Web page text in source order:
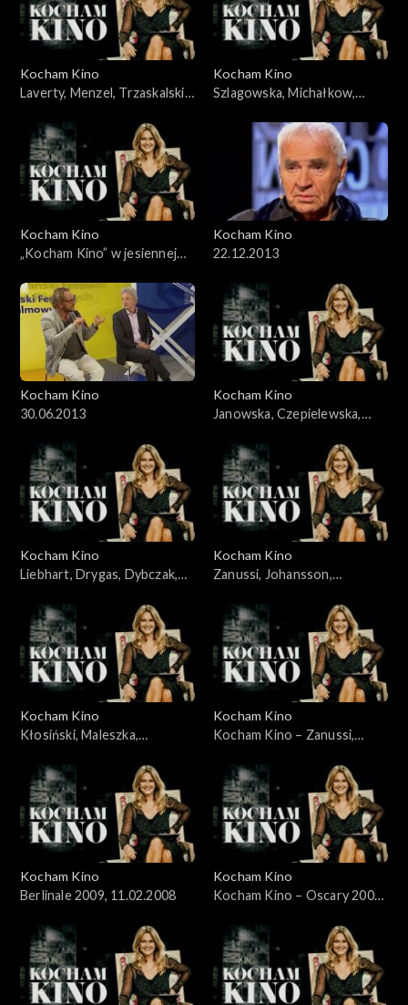
Kocham Kino
Laverty, Menzel, Trzaskalski,
Kocham Kino
Szlagowska, Michałkow,
Kocham Kino
„Kocham Kino” w jesiennej
Kocham Kino
22.12.2013
Kocham Kino
30.06.2013
Kocham Kino
Janowska, Czepielewska,
22.06.2008
Kocham Kino
Liebhart, Drygas, Dybczak,
Kocham Kino
Zanussi, Johansson,
10.06.2008
Kocham Kino
Kłosiński, Maleszka,
08.01.2008
Kocham Kino
Kocham Kino – Zanussi,
Kocham Kino
Berlinale 2009, 11.02.2008
Kocham Kino
Kocham Kino – Oscary 2009,
24.02.2008